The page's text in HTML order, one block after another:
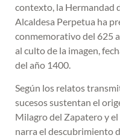
contexto, la Hermandad
Alcaldesa Perpetua ha
conmemorativo del 625
al culto de la imagen,
del año 1400.
Según los relatos
sucesos sustentan el
Milagro del Zapatero y
narra el descubrimiento